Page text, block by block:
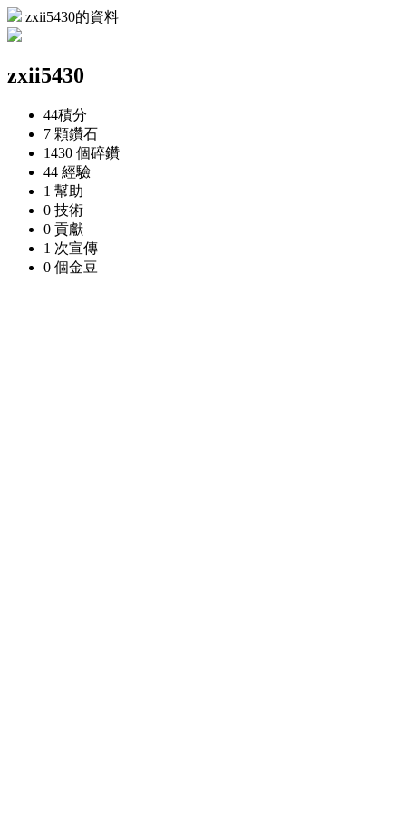
zxii5430的資料
zxii5430
44積分
7 顆鑽石
1430 個碎鑽
44 經驗
1 幫助
0 技術
0 貢獻
1 次宣傳
0 個金豆